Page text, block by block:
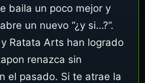
baila un poco mejor y
un nuevo “¿y si…?”.
Ratata Arts han logrado
renazca sin
el pasado. Si te atrae la